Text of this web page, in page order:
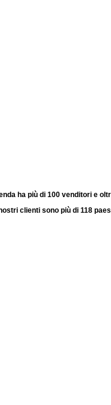
ha più di 100 venditori e
clienti sono più di 118